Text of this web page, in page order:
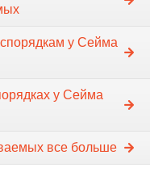
у Сейма
у Сейма
все больше